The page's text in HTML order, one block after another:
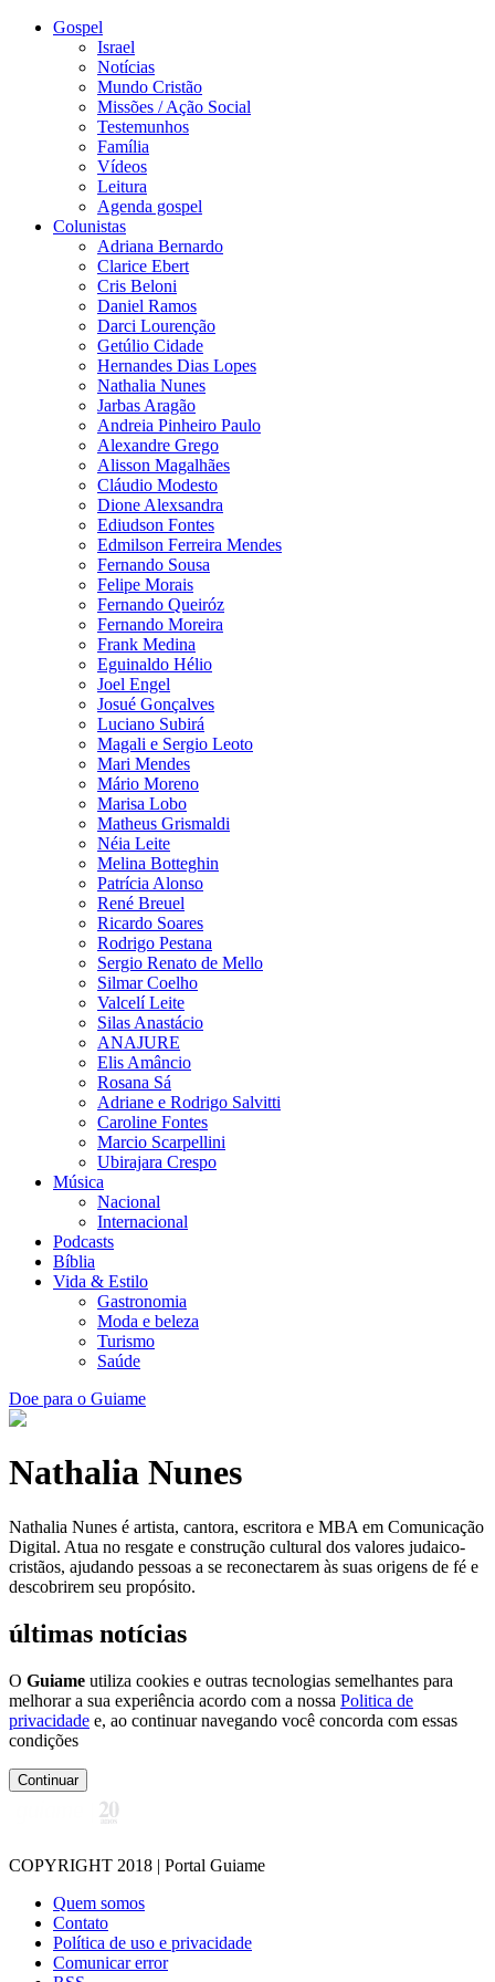
Gospel
Israel
Notícias
Mundo Cristão
Missões / Ação Social
Testemunhos
Família
Vídeos
Leitura
Agenda gospel
Colunistas
Adriana Bernardo
Clarice Ebert
Cris Beloni
Daniel Ramos
Darci Lourenção
Getúlio Cidade
Hernandes Dias Lopes
Nathalia Nunes
Jarbas Aragão
Andreia Pinheiro Paulo
Alexandre Grego
Alisson Magalhães
Cláudio Modesto
Dione Alexsandra
Ediudson Fontes
Edmilson Ferreira Mendes
Fernando Sousa
Felipe Morais
Fernando Queiróz
Fernando Moreira
Frank Medina
Eguinaldo Hélio
Joel Engel
Josué Gonçalves
Luciano Subirá
Magali e Sergio Leoto
Mari Mendes
Mário Moreno
Marisa Lobo
Matheus Grismaldi
Néia Leite
Melina Botteghin
Patrícia Alonso
René Breuel
Ricardo Soares
Rodrigo Pestana
Sergio Renato de Mello
Silmar Coelho
Valcelí Leite
Silas Anastácio
ANAJURE
Elis Amâncio
Rosana Sá
Adriane e Rodrigo Salvitti
Caroline Fontes
Marcio Scarpellini
Ubirajara Crespo
Música
Nacional
Internacional
Podcasts
Bíblia
Vida & Estilo
Gastronomia
Moda e beleza
Turismo
Saúde
Doe para o Guiame
Nathalia Nunes
Nathalia Nunes é artista, cantora, escritora e MBA em Comunicação
Digital. Atua no resgate e construção cultural dos valores judaico-
cristãos, ajudando pessoas a se reconectarem às suas origens de fé e
descobrirem seu propósito.
últimas notícias
O Guiame utiliza cookies e outras tecnologias semelhantes para
melhorar a sua experiência acordo com a nossa Politica de
privacidade e, ao continuar navegando você concorda com essas
condições
Continuar
COPYRIGHT 2018 | Portal Guiame
Quem somos
Contato
Política de uso e privacidade
Comunicar error